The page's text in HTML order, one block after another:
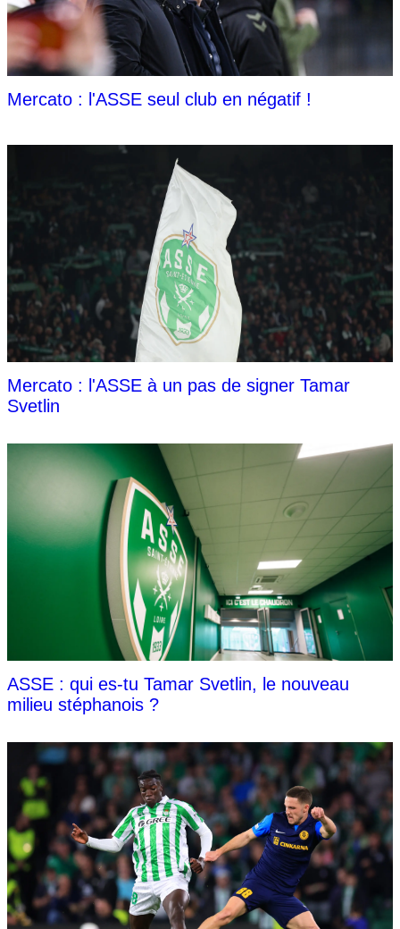
Mercato : l'ASSE seul club en négatif !
Mercato : l'ASSE à un pas de signer Tamar
Svetlin
ASSE : qui es-tu Tamar Svetlin, le nouveau
milieu stéphanois ?